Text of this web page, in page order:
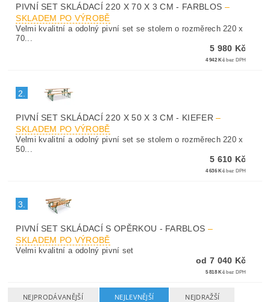
PIVNÍ SET SKLÁDACÍ 220 X 70 X 3 CM - FARBLOS –
SKLADEM PO VÝROBĚ
Velmi kvalitní a odolný pivní set se stolem o rozměrech 220 x
70...
5 980 Kč
4 942 Kč bez DPH
2.
PIVNÍ SET SKLÁDACÍ 220 X 50 X 3 CM - KIEFER–
SKLADEM PO VÝROBĚ
Velmi kvalitní a odolný pivní set se stolem o rozměrech 220 x
50...
5 610 Kč
4 636 Kč bez DPH
3.
PIVNÍ SET SKLÁDACÍ S OPĚRKOU - FARBLOS –
SKLADEM PO VÝROBĚ
Velmi kvalitní a odolný pivní set
od 7 040 Kč
5 818 Kč bez DPH
NEJPRODÁVANĚJŠÍ NEJLEVNĚJŠÍ NEJDRAŽŠÍ